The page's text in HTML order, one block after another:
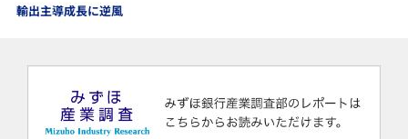
輸出主導成長に逆風